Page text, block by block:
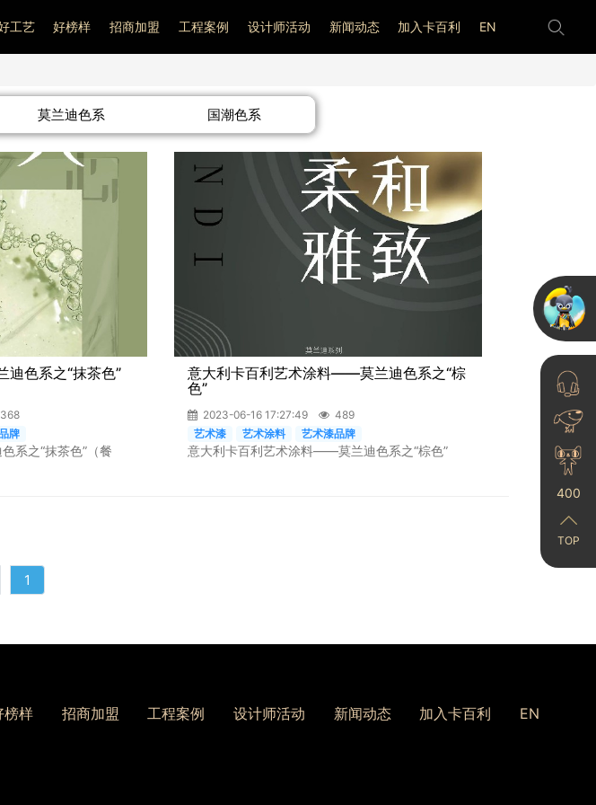
工艺 好榜样 招商加盟 工程案例 设计师活动 新闻动态 加入卡百利 EN
莫兰迪色系 国潮色系
色系之“抹茶色”
368
牌
系之“抹茶色”（餐
意大利卡百利艺术涂料——莫兰迪色系之“棕
色”
2023-06-16 17:27:49
489
艺术漆
艺术涂料 艺术漆品牌
意大利卡百利艺术涂料——莫兰迪色系之“棕色”
1
400
TOP
榜样 招商加盟 工程案例 设计师活动 新闻动态 加入卡百利 EN